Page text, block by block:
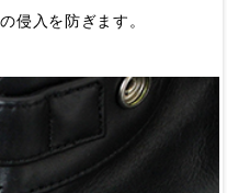
侵入を防ぎます。